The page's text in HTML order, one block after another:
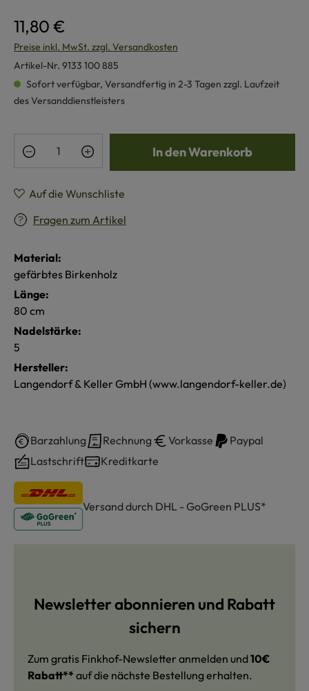
11,80 €
Preise inkl. MwSt. zzgl. Versandkosten
Artikel-Nr. 9133 100 885
Sofort verfügbar, Versandfertig in 2-3 Tagen zzgl. Laufzeit
des Versanddienstleisters
Produkt Anzahl: Gib den gewünschten
In den Warenkorb
Auf die Wunschliste
Fragen zum Artikel
Material:
gefärbtes Birkenholz
Länge:
80 cm
Nadelstärke:
5
Hersteller:
Langendorf & Keller GmbH (www.langendorf-keller.de)
Barzahlung Rechnung Vorkasse
Paypal
Lastschrift
Kreditkarte
Versand durch DHL - GoGreen PLUS*
Newsletter abonnieren und Rabatt
sichern
Zum gratis Finkhof-Newsletter anmelden und10€
Rabatt** auf die nächste Bestellung erhalten.